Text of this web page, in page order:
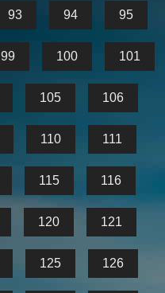
93 94 95
99 100 101
105 106
110 111
115 116
120 121
125 126